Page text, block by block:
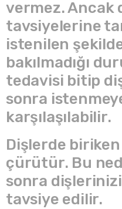
vermez. Ancak
tavsiyelerine
istenilen
bakılmadığı
tedavisi bitip
sonra
karşılaşılabilir.
Dişlerde
çürütür. Bu
sonra
tavsiye edilir.